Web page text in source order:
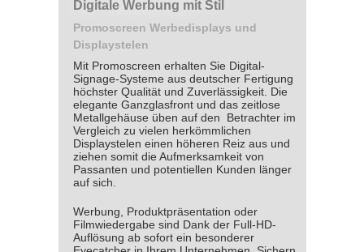
Digitale Werbung mit Stil
Promoscreen Werbedisplays und
Displaystelen
Mit Promoscreen erhalten Sie Digital-
Signage-Systeme aus deutscher Fertigung
höchster Qualität und Zuverlässigkeit. Die
elegante Ganzglasfront und das zeitlose
Metallgehäuse üben auf den Betrachter im
Vergleich zu vielen herkömmlichen
Displaystelen einen höheren Reiz aus und
ziehen somit die Aufmerksamkeit von
Passanten und potentiellen Kunden länger
auf sich.
Werbung, Produktpräsentation oder
Filmwiedergabe sind Dank der Full-HD-
Auflösung ab sofort ein besonderer